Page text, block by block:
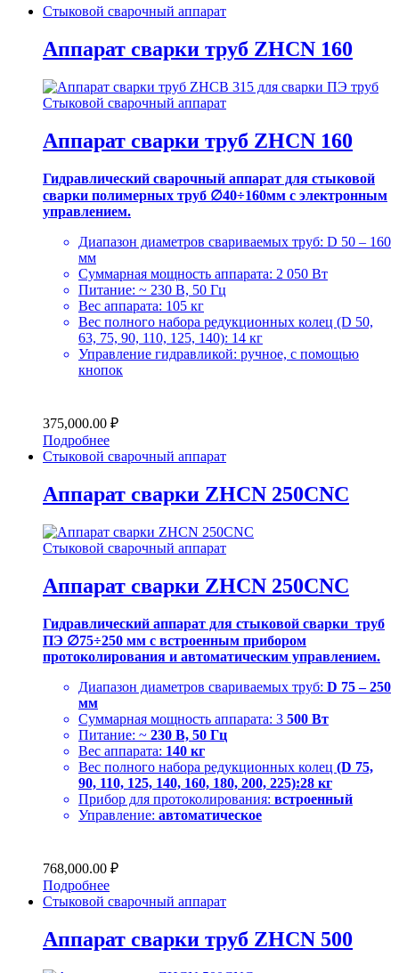
Стыковой сварочный аппарат
Аппарат сварки труб ZHCN 160
Стыковой сварочный аппарат
Аппарат сварки труб ZHCN 160
Гидравлический сварочный аппарат для стыковой
сварки полимерных труб ∅40÷160мм с электронным
управлением.
Диапазон диаметров свариваемых труб: D 50 – 160
мм
Суммарная мощность аппарата: 2 050 Вт
Питание: ~ 230 В, 50 Гц
Вес аппарата: 105 кг
Вес полного набора редукционных колец (D 50,
63, 75, 90, 110, 125, 140): 14 кг
Управление гидравликой: ручное, с помощью
кнопок
375,000.00 ₽
Подробнее
Стыковой сварочный аппарат
Аппарат сварки ZHCN 250CNC
Стыковой сварочный аппарат
Аппарат сварки ZHCN 250CNC
Гидравлический аппарат для стыковой сварки труб
ПЭ ∅75÷250 мм с встроенным прибором
протоколирования и автоматическим управлением.
Диапазон диаметров свариваемых труб: D 75 – 250
мм
Суммарная мощность аппарата: 3 500 Вт
Питание: ~ 230 В, 50 Гц
Вес аппарата: 140 кг
Вес полного набора редукционных колец (D 75,
90, 110, 125, 140, 160, 180, 200, 225):28 кг
Прибор для протоколирования: встроенный
Управление: автоматическое
768,000.00 ₽
Подробнее
Стыковой сварочный аппарат
Аппарат сварки труб ZHCN 500